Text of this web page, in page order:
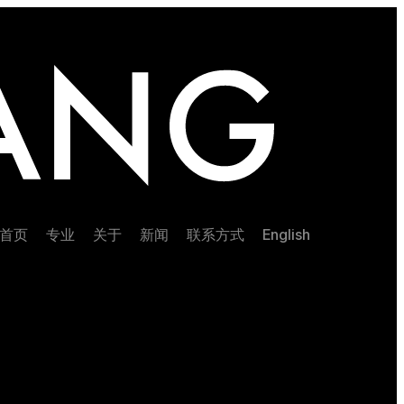
首页 专业 关于 新闻 联系方式 English